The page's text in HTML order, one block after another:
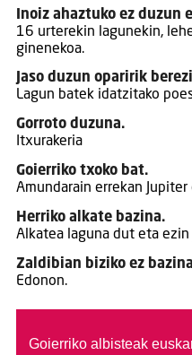
Inoiz ahaztuko ez duzun
16 urterekin lagunekin,
ginenekoa.
Jaso duzun oparirik
Lagun batek idatzitako
Gorroto duzuna.
Itxurakeria
Goierriko txoko bat.
Amundarain errekan
Herriko alkate bazina.
Alkatea laguna dut eta
Zaldibian biziko ez
Edonon.
Goierriko albisteak